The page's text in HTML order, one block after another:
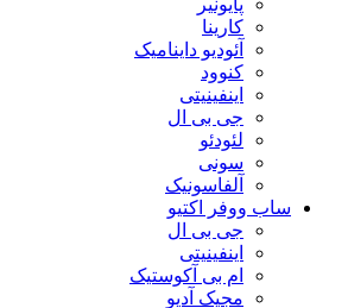
کارینا
آئودیو داینامیک
کنوود
اینفینیتی
جی بی ال
لئودئو
سونی
آلفاسونیک
ساب ووفر اکتیو
جی بی ال
اینفینیتی
ام بی آکوستیک
مجیک آدیو